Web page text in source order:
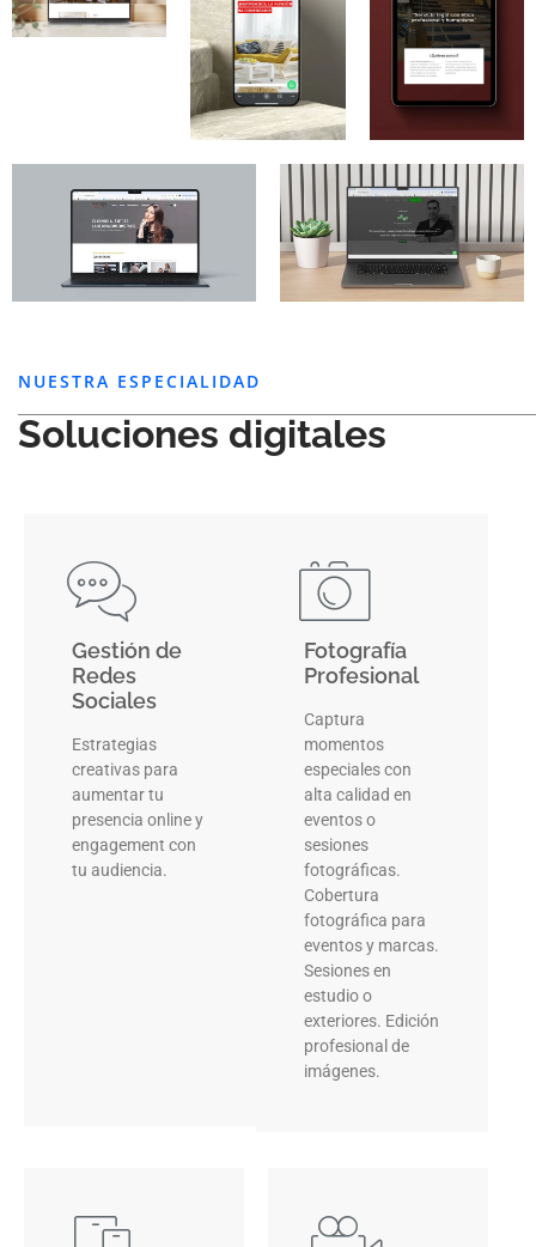
NUESTRA ESPECIALIDAD
Soluciones digitales
Gestión de
Redes
Sociales
Estrategias
creativas para
aumentar tu
presencia online y
engagement con
tu audiencia.
Fotografía
Profesional
Captura
momentos
especiales con
alta calidad en
eventos o
sesiones
fotográficas.
Cobertura
fotográfica para
eventos y marcas.
Sesiones en
estudio o
exteriores. Edición
profesional de
imágenes.